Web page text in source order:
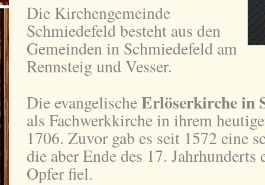
Die Kirchengemeinde
Schmiedefeld besteht aus den
Gemeinden in Schmiedefeld am
Rennsteig und Vesser.
Die evangelischeErlöserkirche in
als Fachwerkkirche in ihrem
1706. Zuvor gab es seit 1572 eine
die aber Ende des 17.
Opfer fiel.